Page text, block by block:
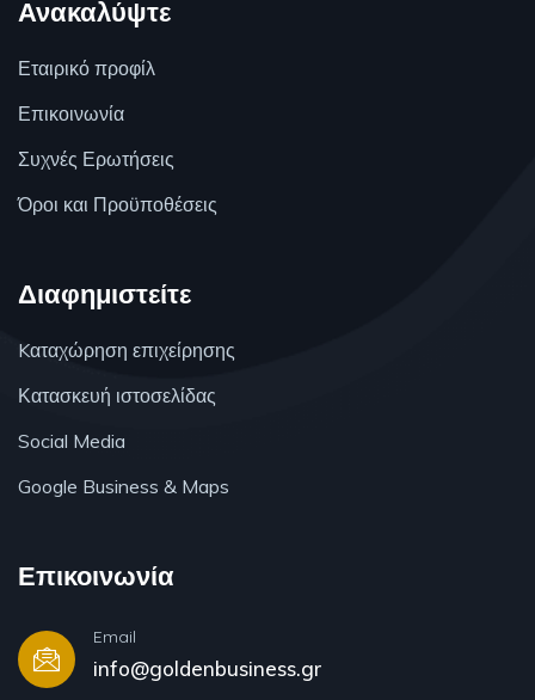
Ανακαλύψτε
Εταιρικό προφίλ
Επικοινωνία
Συχνές Ερωτήσεις
Όροι και Προϋποθέσεις
Διαφημιστείτε
Kαταχώρηση επιχείρησης
Κατασκευή ιστοσελίδας
Social Media
Google Business & Maps
Επικοινωνία
Email
info@goldenbusiness.gr